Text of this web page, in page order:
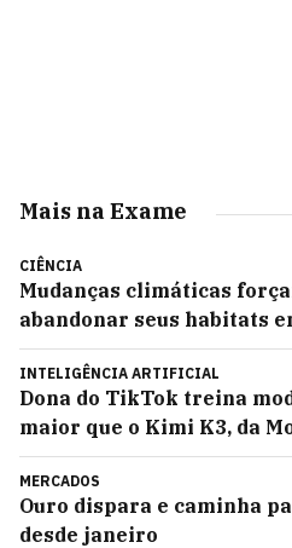
Mais na Exame
CIÊNCIA
Mudanças climáticas
abandonar seus habitats
INTELIGÊNCIA ARTIFICIAL
Dona do TikTok treina
maior que o Kimi K3, da
MERCADOS
Ouro dispara e caminha
desde janeiro